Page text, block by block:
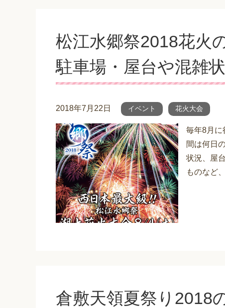
松江水郷祭2018花火
駐車場・屋台や混雑
2018年7月22日 イベント 花火大会
毎年8月に
間は何日
状況、屋
ものなど
倉敷天領夏祭り2018